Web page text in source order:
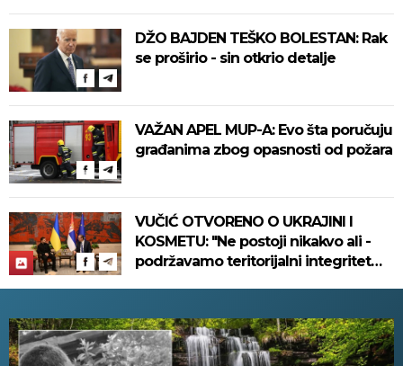
DŽO BAJDEN TEŠKO BOLESTAN: Rak
se proširio - sin otkrio detalje
VAŽAN APEL MUP-A: Evo šta poručuju
građanima zbog opasnosti od požara
VUČIĆ OTVORENO O UKRAJINI I
KOSMETU: "Ne postoji nikakvo ali -
podržavamo teritorijalni integritet